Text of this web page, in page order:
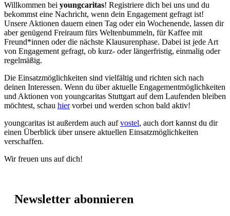
Willkommen bei youngcaritas! Registriere dich bei uns und du
bekommst eine Nachricht, wenn dein Engagement gefragt ist!
Unsere Aktionen dauern einen Tag oder ein Wochenende, lassen dir
aber genügend Freiraum fürs Weltenbummeln, für Kaffee mit
Freund*innen oder die nächste Klausurenphase. Dabei ist jede Art
von Engagement gefragt, ob kurz- oder längerfristig, einmalig oder
regelmäßig.
Die Einsatzmöglichkeiten sind vielfältig und richten sich nach
deinen Interessen. Wenn du über aktuelle Engagementmöglichkeiten
und Aktionen von youngcaritas Stuttgart auf dem Laufenden bleiben
möchtest, schau hiervorbei und werden schon bald aktiv!
youngcaritas ist außerdem auch aufvostel, auch dort kannst du dir
einen Überblick über unsere aktuellen Einsatzmöglichkeiten
verschaffen.
Wir freuen uns auf dich!
Newsletter abonnieren